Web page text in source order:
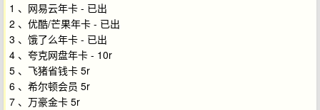
1 、网易云年卡 - 已出
2 、优酷/芒果年卡 - 已出
3 、饿了么年卡 - 已出
4 、夸克网盘年卡 - 10r
5 、飞猪省钱卡 5r
6 、希尔顿会员 5r
7 、万豪金卡 5r